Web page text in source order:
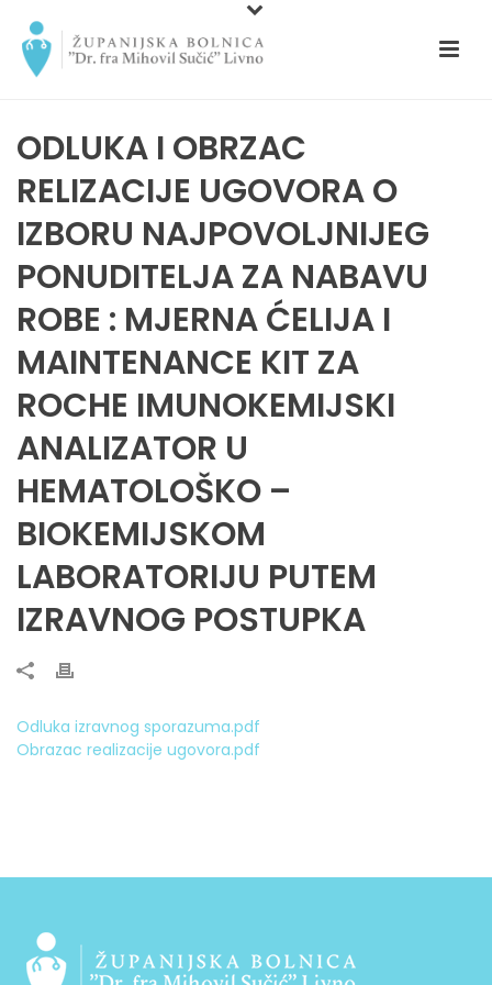
ODLUKA I OBRZAC
RELIZACIJE UGOVORA O
IZBORU NAJPOVOLJNIJEG
PONUDITELJA ZA NABAVU
ROBE : MJERNA ĆELIJA I
MAINTENANCE KIT ZA
ROCHE IMUNOKEMIJSKI
ANALIZATOR U
HEMATOLOŠKO –
BIOKEMIJSKOM
LABORATORIJU PUTEM
IZRAVNOG POSTUPKA
Odluka izravnog sporazuma.pdf
Obrazac realizacije ugovora.pdf